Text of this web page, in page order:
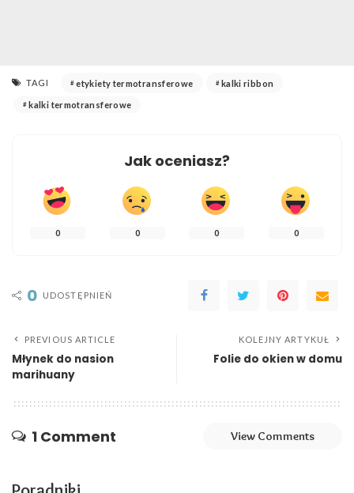
TAGI etykiety termotransferowe kalki ribbon
kalki termotransferowe
Jak oceniasz?
0 0 0 0
0 UDOSTĘPNIEŃ
PREVIOUS ARTICLE
Młynek do nasion
marihuany
KOLEJNY ARTYKUŁ
Folie do okien w domu
1 Comment View Comments